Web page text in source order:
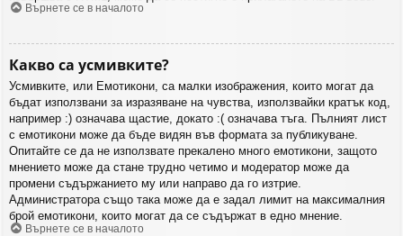
Върнете се в началото
Какво са усмивките?
Усмивките, или Емотикони, са малки изображения, които могат да
бъдат използвани за изразяване на чувства, използвайки кратък код,
например :) означава щастие, докато :( означава тъга. Пълният лист
с емотикони може да бъде видян във формата за публикуване.
Опитайте се да не използвате прекалено много емотикони, защото
мнението може да стане трудно четимо и модератор може да
промени съдържанието му или направо да го изтрие.
Администратора също така може да е задал лимит на максималния
брой емотикони, които могат да се съдържат в едно мнение.
Върнете се в началото